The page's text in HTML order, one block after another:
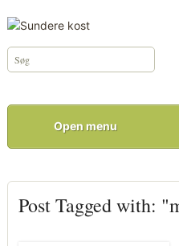
Open menu
Post Tagged with: